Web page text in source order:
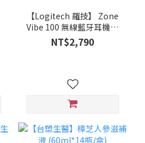
【Logitech 羅技】 Zone
Vibe 100 無線藍牙耳機麥
克風(石墨灰/珍珠白/玫瑰
粉)
NT$2,790